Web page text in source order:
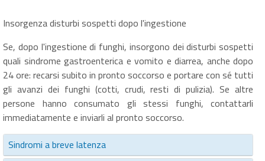
Insorgenza disturbi sospetti dopo l'ingestione
Se, dopo l'ingestione di funghi, insorgono dei disturbi sospetti
quali sindrome gastroenterica e vomito e diarrea, anche dopo
24 ore: recarsi subito in pronto soccorso e portare con sé tutti
gli avanzi dei funghi (cotti, crudi, resti di pulizia). Se altre
persone hanno consumato gli stessi funghi, contattarli
immediatamente e inviarli al pronto soccorso.
Sindromi a breve latenza